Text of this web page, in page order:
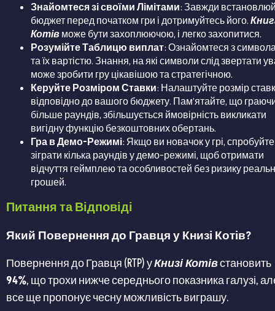
Знайомтеся зі своїми Лімітами: Завжди
бюджет перед початком гри і дотримуйтесь його.
Котівможе бути захоплюючою, і легко захопитися.
Розумійте Таблицю виплат: Ознайомтеся з
та їх вартістю. Знання, на які символи слід звертати
може зробити гру цікавішою та стратегічною.
Керуйте Розміром Ставки: Налаштуйте розмір
відповідно до вашого бюджету. Пам’ятайте, що
більше раундів, збільшується ймовірність викликати
вигідну функцію безкоштовних обертань.
Гра в Демо-Режимі: Якщо ви новачок у грі, спробуйте
зіграти кілька раундів у демо-режимі, щоб отримати
відчуття геймплею та особливостей без ризику
грошей.
Питання та Відповіді
Який Повернення до Гравця у Книзі Котів?
Повернення до Гравця (RTP) уКнизі Котівстановить
94%, що трохи нижче середнього показника галузі,
все ще пропонує чесну можливість виграшу.